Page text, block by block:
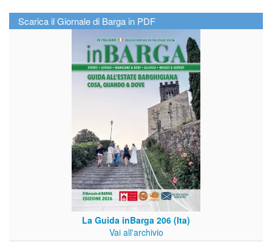
Scarica il Giornale di Barga in PDF
La Guida inBarga 206 (Ita)
Vai all'archivio